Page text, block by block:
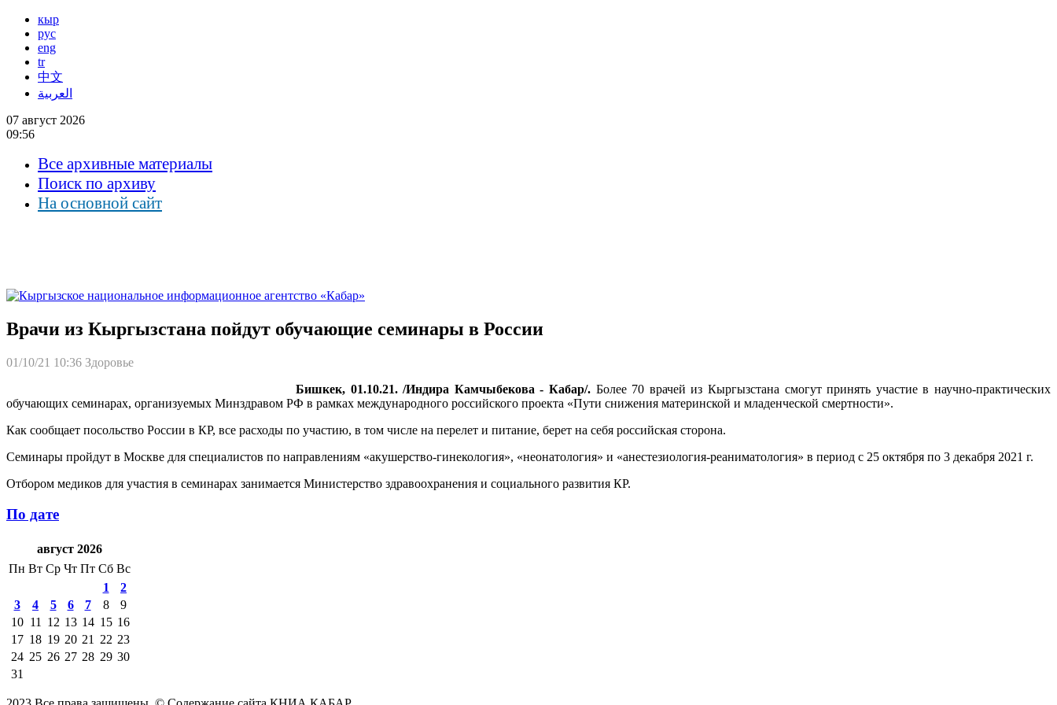
кыр
рус
eng
tr
中文
العربية
07 август 2026
09:56
Все архивные материалы
Поиск по архиву
На основной сайт
Врачи из Кыргызстана пойдут обучающие семинары в России
01/10/21 10:36 Здоровье
Бишкек, 01.10.21. /Индира Камчыбекова - Кабар/. Более 70 врачей из Кыргызстана смогут принять участие в научно-практических
обучающих семинарах, организуемых Минздравом РФ в рамках международного российского проекта «Пути снижения материнской и младенческой смертности».
Как сообщает посольство России в КР, все расходы по участию, в том числе на перелет и питание, берет на себя российская сторона.
Семинары пройдут в Москве для специалистов по направлениям «акушерство-гинекология», «неонатология» и «анестезиология-реаниматология» в период с 25 октября по 3 декабря 2021 г.
Отбором медиков для участия в семинарах занимается Министерство здравоохранения и социального развития КР.
По дате
август 2026
Пн Вт Ср Чт Пт Сб Вс
1
2
3
4 5 6 7 8
9
10 11 12 13 14 15 16
17 18 19 20 21 22 23
24 25 26 27 28 29 30
31